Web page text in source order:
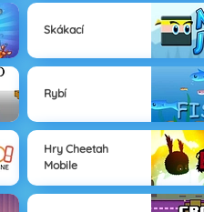
Skákací
Rybí
Hry Cheetah
Mobile